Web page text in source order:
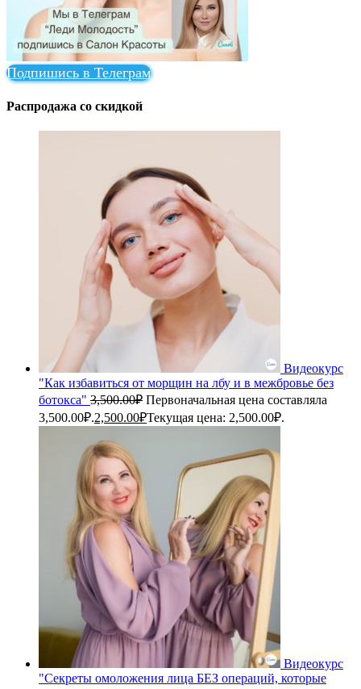
Подпишись в Телеграм
Распродажа со скидкой
Видеокурс
"Как избавиться от морщин на лбу и в межбровье без
ботокса" 3,500.00₽ Первоначальная цена составляла
3,500.00₽.2,500.00₽Текущая цена: 2,500.00₽.
Видеокурс
"Секреты омоложения лица БЕЗ операций, которые